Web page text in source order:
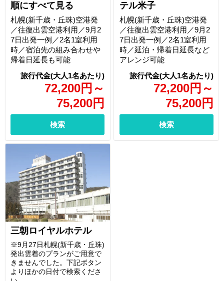
順にすべて見る
72,200円 ～
75,200円
札幌(新千歳・丘珠)空港発
／往復出雲空港利用／9月2
7日出発一例／2名1室利用
時／宿泊先の組み合わせや
帰着日延長も可能
検索
テル米子
72,200円 ～
75,200円
札幌(新千歳・丘珠)空港発
／往復出雲空港利用／9月2
7日出発一例／2名1室利用
時／延泊・帰着日延長など
アレンジ可能
検索
三朝ロイヤルホテル
※9月27日札幌(新千歳・丘珠)
発出雲着のプランがご用意で
きませんでした。下記ボタン
よりほかの日付で検索くださ